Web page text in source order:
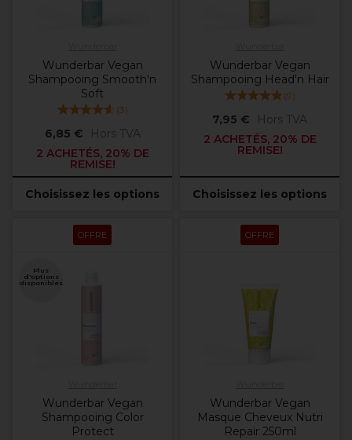
Wunderbar Vegan
Shampooing Smooth'n
Soft
(3)
6,85 €
Hors TVA
2 ACHETÉS, 20% DE
REMISE!
Choisissez les options
Wunderbar Vegan
Shampooing Head'n Hair
(9)
7,95 €
Hors TVA
2 ACHETÉS, 20% DE
REMISE!
Choisissez les options
OFFRE
Plus
d'options
disponibles
Wunderbar Vegan
Shampooing Color
Protect
OFFRE
Wunderbar Vegan
Masque Cheveux Nutri
Repair 250ml